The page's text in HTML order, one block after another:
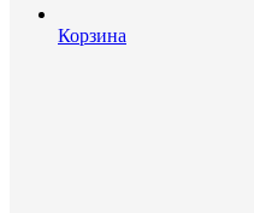
Корзина